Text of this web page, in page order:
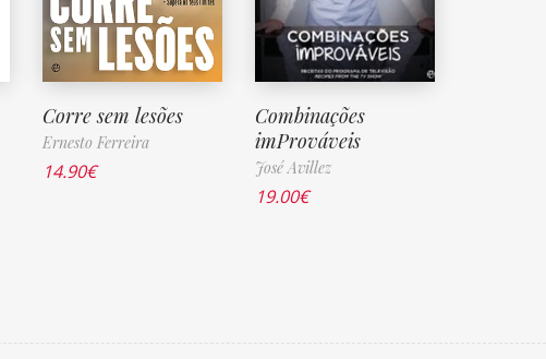
Corre sem lesões
Ernesto Ferreira
14.90€
Combinações
imProváveis
José Avillez
19.00€